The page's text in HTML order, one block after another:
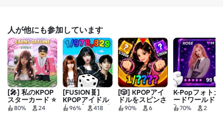
人が他にも参加しています
[🎤] 私のKPOP
スターカード ⭐
80% 24
[FUSION🧬]
KPOPアイドル
をスピンさせる
96% 418
[🎲] KPOPアイ
ドルをスピンさ
せる
90% 6
K-Popフォトカ
ードワールド
[Unchild、
70% 2